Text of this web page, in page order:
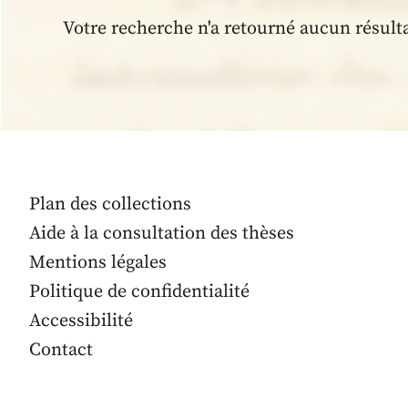
Votre recherche n'a retourné aucun
Plan des collections
Aide à la consultation des thèses
Mentions légales
Politique de confidentialité
Accessibilité
Contact